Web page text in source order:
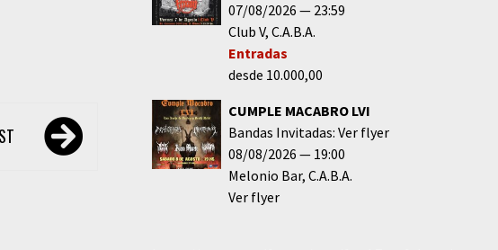
07/08/2026
23:59
Club V C.A.B.A.
Entradas
desde 10.000,00
CUMPLE MACABRO LVI
Bandas Invitadas: Ver flyer
08/08/2026
19:00
Melonio Bar C.A.B.A.
Ver flyer